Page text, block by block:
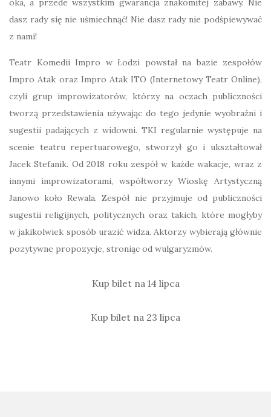
oka, a przede wszystkim gwarancja znakomitej zabawy. Nie
dasz rady się nie uśmiechnąć! Nie dasz rady nie podśpiewywać
z nami!
Teatr Komedii Impro w Łodzi powstał na bazie zespołów
Impro Atak oraz Impro Atak ITO (Internetowy Teatr Online),
czyli grup improwizatorów, którzy na oczach publiczności
tworzą przedstawienia używając do tego jedynie wyobraźni i
sugestii padających z widowni. TKI regularnie występuje na
scenie teatru repertuarowego, stworzył go i ukształtował
Jacek Stefanik. Od 2018 roku zespół w każde wakacje, wraz z
innymi improwizatorami, współtworzy Wioskę Artystyczną
Janowo koło Rewala. Zespół nie przyjmuje od publiczności
sugestii religijnych, politycznych oraz takich, które mogłyby
w jakikolwiek sposób urazić widza. Aktorzy wybierają głównie
pozytywne propozycje, stroniąc od wulgaryzmów.
Kup bilet na 14 lipca
Kup bilet na 23 lipca